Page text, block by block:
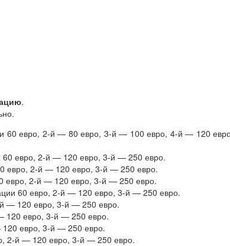
.
60 евро, 2-й — 80 евро, 3-й — 100 евро, 4-й — 120
60 евро, 2-й — 120 евро, 3-й — 250 евро.
евро, 2-й — 120 евро, 3-й — 250 евро.
евро, 2-й — 120 евро, 3-й — 250 евро.
60 евро, 2-й — 120 евро, 3-й — 250 евро.
— 120 евро, 3-й — 250 евро.
120 евро, 3-й — 250 евро.
евро, 3-й — 250 евро.
2-й — 120 евро, 3-й — 250 евро.